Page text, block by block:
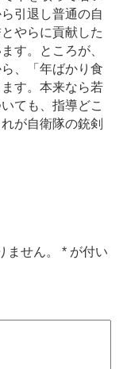
引退し普通の自
やらに貢献した
す。ところが、
、「年ばかり食
す。本来なら若
ても、指導どこ
が自衛隊の銃剣
せん。 * が付い